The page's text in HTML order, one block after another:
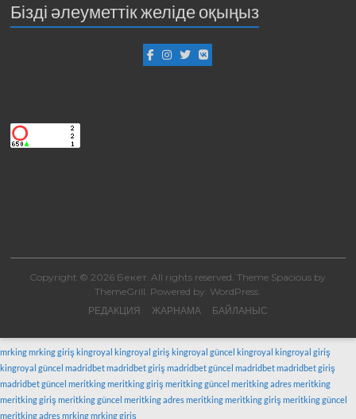
Бізді әлеуметтік желіде оқыңыз
Copyright © 2026 Бекет. All rights reserved. Theme Spacious by
ThemeGrill. Powered by: WordPress.
РЕДАКЦИЯ
ЖАРНАМА БАЙЛАНЫС
mrkingmrking giriş kingroyal kingroyal giriş kingroyal güncel kingroyal kingroyal giriş
kingroyal güncel madridbetmadridbet giriş madridbet güncel madridbetmadridbet giriş
madridbet güncel meritkingmeritking giriş meritking güncel meritking adresmeritking
meritking giriş meritking güncel meritking adresmeritkingmeritking giriş meritking güncel
meritking adresmrkingmrking giriş